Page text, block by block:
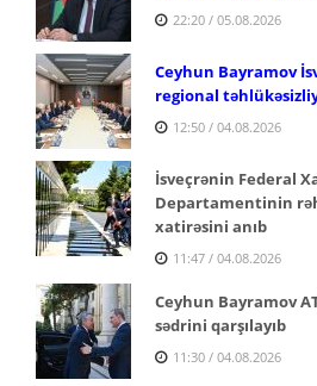
22:20 / 05.08.2026
Ceyhun Bayramov
regional
12:50 / 04.08.2026
İsveçrənin Federal
Departamentinin
xatirəsini anıb
11:47 / 04.08.2026
Ceyhun Bayramov
sədrini qarşılayıb
11:30 / 04.08.2026